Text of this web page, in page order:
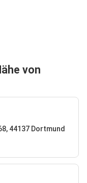
von
44137 Dortmund